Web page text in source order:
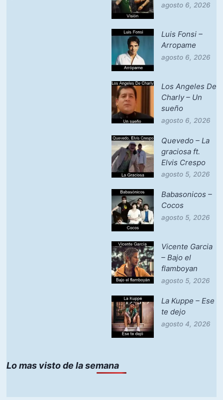
agosto 6, 2026
Luis Fonsi –
Arropame
agosto 6, 2026
Los Angeles De
Charly – Un
sueño
agosto 6, 2026
Quevedo – La
graciosa ft.
Elvis Crespo
agosto 5, 2026
Babasonicos –
Cocos
agosto 5, 2026
Vicente Garcia
– Bajo el
flamboyan
agosto 5, 2026
La Kuppe – Ese
te dejo
agosto 4, 2026
Lo mas visto de la semana